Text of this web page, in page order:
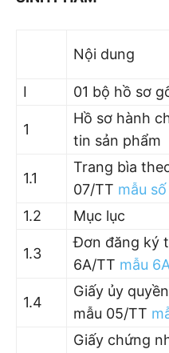
Nội dung
I
01 bộ hồ sơ
1
Hồ sơ hành
tin sản phẩm
1.1
Trang bìa
07/TT mẫu số
1.2
Mục lục
1.3
Đơn đăng ký
6A/TT mẫu
1.4
Giấy ủy
mẫu 05/TT
Giấy chứng